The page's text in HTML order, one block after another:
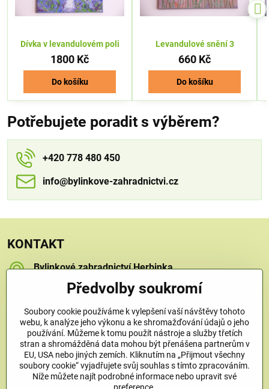
Dívka v levandulovém poli
1800 Kč
Do košíku
Levandulové snění 3
660 Kč
Do košíku
Potřebujete poradit s výběrem?
+420 778 480 450
info​​@bylinkove-zahradnictvi​​.cz
KONTAKT
Bylinkové zahradnictví Herbinka
Na Křečku 346
+420 778 480 450
info​@bylinkove-zahradnictvi​.cz
Co u nás najdete
Předvolby soukromí
Soubory cookie používáme k vylepšení vaší návštěvy tohoto
webu, k analýze jeho výkonu a ke shromažďování údajů o jeho
používání. Můžeme k tomu použít nástroje a služby třetích
stran a shromážděná data mohou být přenášena partnerům v
EU, USA nebo jiných zemích. Kliknutím na „Přijmout všechny
soubory cookie“ vyjadřujete svůj souhlas s tímto zpracováním.
Níže můžete najít podrobné informace nebo upravit své